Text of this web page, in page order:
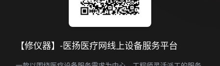
【修仪器】-医扬医疗网线上设备服务平台